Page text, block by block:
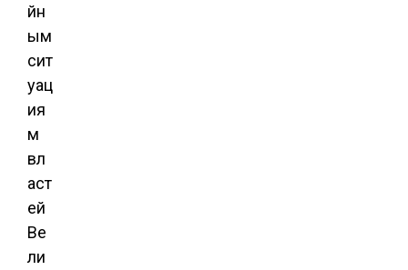
йн
ым
сит
уац
ия
м
вл
аст
ей
Ве
ли